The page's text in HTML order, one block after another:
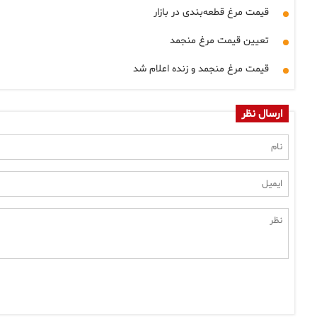
قیمت مرغ قطعه‌بندی در بازار
تعیین قیمت مرغ منجمد
قیمت مرغ منجمد و زنده اعلام شد
ارسال نظر